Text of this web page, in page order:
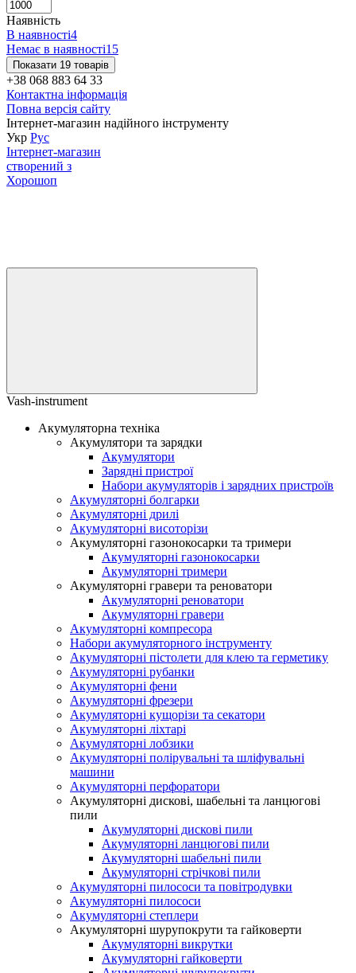
Наявність
В наявності4
Немає в наявності15
Показати 19 товарів
+38 068 883 64 33
Контактна інформація
Повна версія сайту
Інтернет-магазин надійного інструменту
Укр Рус
Інтернет-магазин
створений з
Хорошоп
Vash-instrument
Акумуляторна техніка
Акумулятори та зарядки
Акумулятори
Зарядні пристрої
Набори акумуляторів і зарядних пристроїв
Акумуляторні болгарки
Акумуляторні дрилі
Акумуляторні висоторізи
Акумуляторні газонокосарки та тримери
Акумуляторні газонокосарки
Акумуляторні тримери
Акумуляторні гравери та реноватори
Акумуляторні реноватори
Акумуляторні гравери
Акумуляторні компресора
Набори акумуляторного інструменту
Акумуляторні пістолети для клею та герметику
Акумуляторні рубанки
Акумуляторні фени
Акумуляторні фрезери
Акумуляторні кущорізи та секатори
Акумуляторні ліхтарі
Акумуляторні лобзики
Акумуляторні полірувальні та шліфувальні
машини
Акумуляторні перфоратори
Акумуляторні дискові, шабельні та ланцюгові
пили
Акумуляторні дискові пили
Акумуляторні ланцюгові пили
Акумуляторні шабельні пили
Акумуляторні стрічкові пили
Акумуляторні пилососи та повітродувки
Акумуляторні пилососи
Акумуляторні степлери
Акумуляторні шурупокрути та гайковерти
Акумуляторні викрутки
Акумуляторні гайковерти